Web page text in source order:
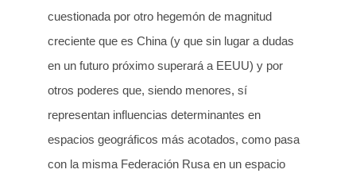
cuestionada por otro hegemón de magnitud
creciente que es China (y que sin lugar a dudas
en un futuro próximo superará a EEUU) y por
otros poderes que, siendo menores, sí
representan influencias determinantes en
espacios geográficos más acotados, como pasa
con la misma Federación Rusa en un espacio